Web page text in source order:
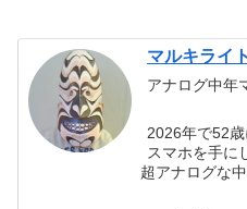
マルキライト
アナログ中年
2026年で52歳
スマホを手に
超アナログな中